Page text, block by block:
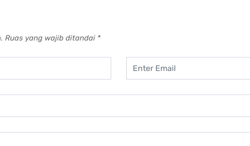
Ruas yang wajib ditandai *